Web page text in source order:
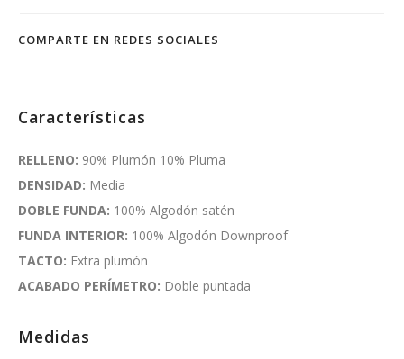
COMPARTE EN REDES SOCIALES
Características
RELLENO: 90% Plumón 10% Pluma
DENSIDAD: Media
DOBLE FUNDA: 100% Algodón satén
FUNDA INTERIOR: 100% Algodón Downproof
TACTO: Extra plumón
ACABADO PERÍMETRO: Doble puntada
Medidas